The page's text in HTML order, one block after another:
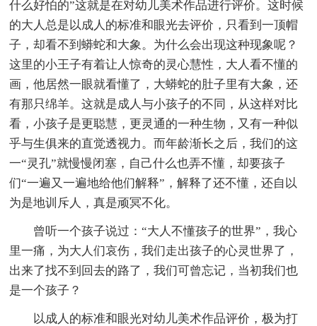
什么好怕的”这就是在对幼儿美术作品进行评价。这时候
的大人总是以成人的标准和眼光去评价，只看到一顶帽
子，却看不到蟒蛇和大象。为什么会出现这种现象呢？
这里的小王子有着让人惊奇的灵心慧性，大人看不懂的
画，他居然一眼就看懂了，大蟒蛇的肚子里有大象，还
有那只绵羊。这就是成人与小孩子的不同，从这样对比
看，小孩子是更聪慧，更灵通的一种生物，又有一种似
乎与生俱来的直觉透视力。而年龄渐长之后，我们的这
一“灵孔”就慢慢闭塞，自己什么也弄不懂，却要孩子
们“一遍又一遍地给他们解释”，解释了还不懂，还自以
为是地训斥人，真是顽冥不化。
曾听一个孩子说过：“大人不懂孩子的世界”，我心
里一痛，为大人们哀伤，我们走出孩子的心灵世界了，
出来了找不到回去的路了，我们可曾忘记，当初我们也
是一个孩子？
以成人的标准和眼光对幼儿美术作品评价，极为打